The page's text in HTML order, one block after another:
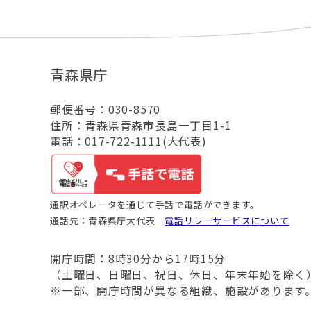
青森県庁
郵便番号：030-8570
住所：青森県青森市長島一丁目1-1
電話：017-722-1111(大代表)
通訳オペレータを通じて手話で電話ができます。
通話先：青森県庁大代表 電話リレーサービスについて
開庁時間：8時30分から17時15分
（土曜日、日曜日、祝日、休日、年末年始を除く
※一部、開庁時間が異なる組織、施設があります